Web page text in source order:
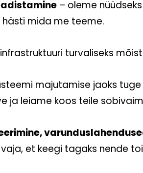
– oleme
mida me teeme.
turvaliseks
majutamise jaoks
ja leiame koos teile
et keegi tagaks nende